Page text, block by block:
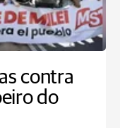
contra
do